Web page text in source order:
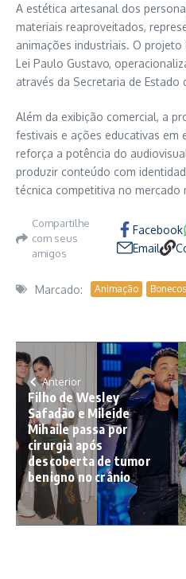
A estética artesanal dos
materiais reaproveitados,
animações industriais. O
Lei Paulo Gustavo,
através da Secretaria de Estado
Além da exibição comercial, a
festivais e ações educativas em
reforça a potência do
produzir conteúdo com
técnica competitiva no mercado
Compartilhe
com seus
amigos
Facebook
Email
Marcado: Animação Bonecos
Anterior
Filho de Wesley
Safadão e Mileide
Mihaile passa por
cirurgia após
descoberta de tumor
benigno no crânio